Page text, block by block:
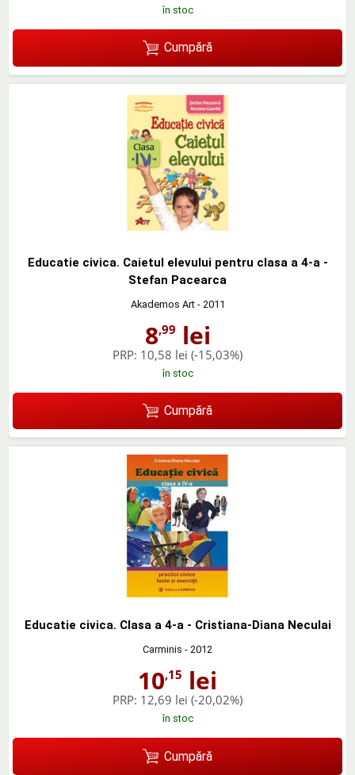
în stoc
Cumpără
Educatie civica. Caietul elevului pentru clasa a 4-a -
Stefan Pacearca
Akademos Art- 2011
8,99 lei
PRP: 10,58 lei (-15,03%)
în stoc
Cumpără
Educatie civica. Clasa a 4-a - Cristiana-Diana Neculai
Carminis - 2012
10,15 lei
PRP: 12,69 lei (-20,02%)
în stoc
Cumpără